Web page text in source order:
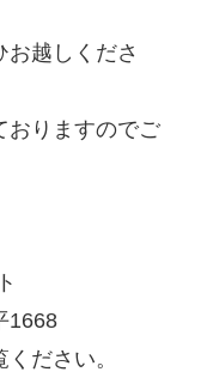
越しくださ
りますのでご
ください。